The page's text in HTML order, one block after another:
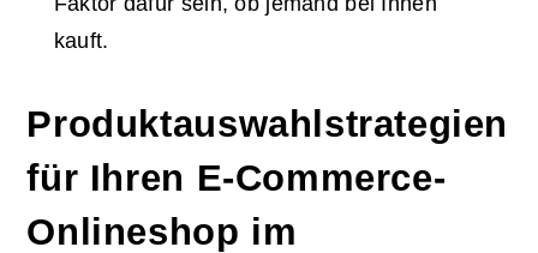
kauft.
Produktauswahlstrategien
für Ihren E-Commerce-
Onlineshop im